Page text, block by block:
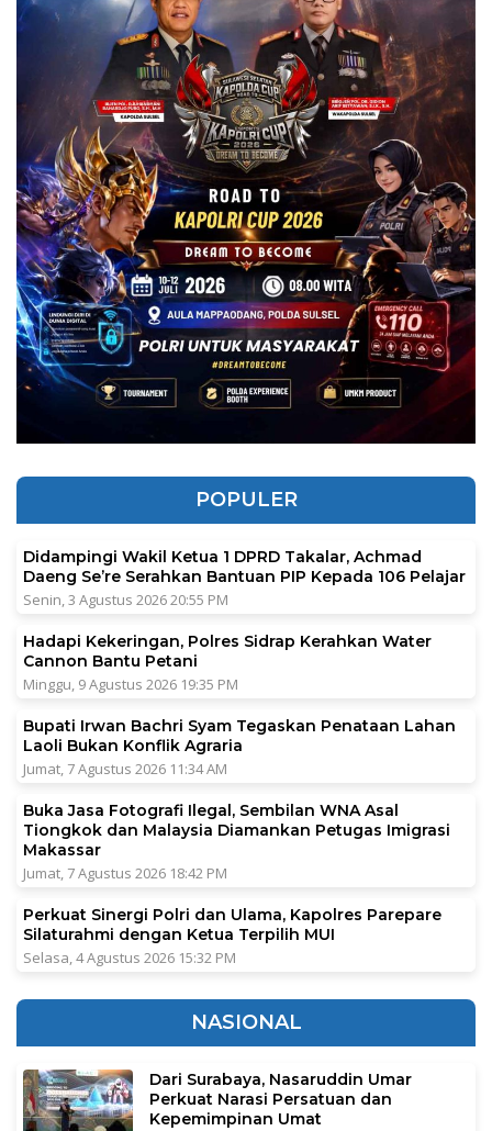
POPULER
Didampingi Wakil Ketua 1 DPRD Takalar, Achmad
Daeng Se’re Serahkan Bantuan PIP Kepada 106 Pelajar
Senin, 3 Agustus 2026 20:55 PM
Hadapi Kekeringan, Polres Sidrap Kerahkan Water
Cannon Bantu Petani
Minggu, 9 Agustus 2026 19:35 PM
Bupati Irwan Bachri Syam Tegaskan Penataan Lahan
Laoli Bukan Konflik Agraria
Jumat, 7 Agustus 2026 11:34 AM
Buka Jasa Fotografi Ilegal, Sembilan WNA Asal
Tiongkok dan Malaysia Diamankan Petugas Imigrasi
Makassar
Jumat, 7 Agustus 2026 18:42 PM
Perkuat Sinergi Polri dan Ulama, Kapolres Parepare
Silaturahmi dengan Ketua Terpilih MUI
Selasa, 4 Agustus 2026 15:32 PM
NASIONAL
Dari Surabaya, Nasaruddin Umar
Perkuat Narasi Persatuan dan
Kepemimpinan Umat